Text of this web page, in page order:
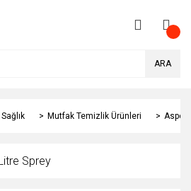
ARA
Mutfak Temizlik Ürünleri
Sprey